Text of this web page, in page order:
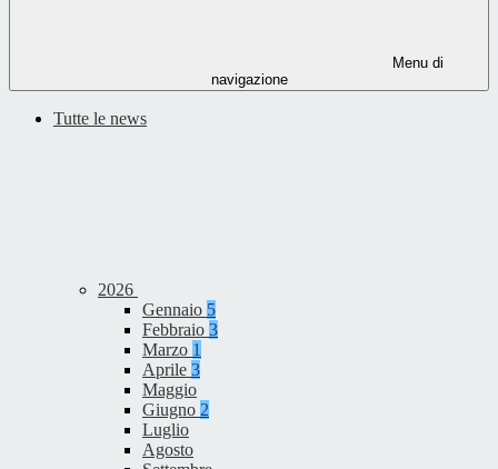
Menu di
navigazione
Tutte le news
2026
Gennaio 5
Febbraio 3
Marzo 1
Aprile 3
Maggio
Giugno 2
Luglio
Agosto